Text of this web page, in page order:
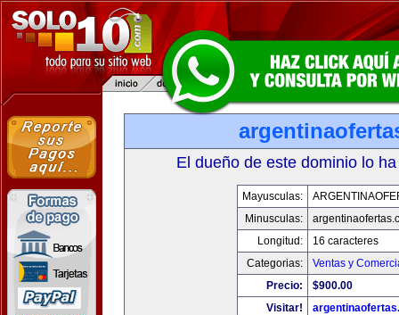
El dueño de este dominio lo
Mayusculas:
Minusculas:
Longitud:
16 caracteres
Categorias:
Ventas y
Precio:
$900.00
Visitar!